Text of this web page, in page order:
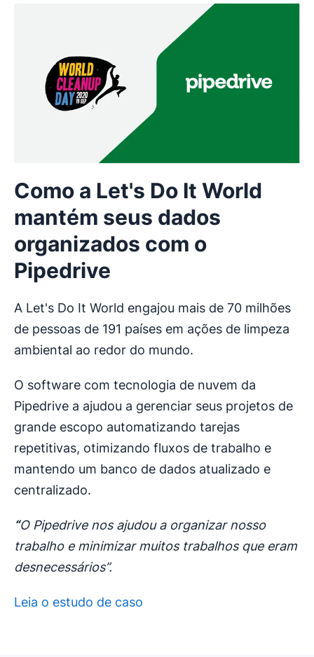
Como a Let's Do It World
mantém seus dados
organizados com o
Pipedrive
A Let's Do It World engajou mais de 70 milhões
de pessoas de 191 países em ações de limpeza
ambiental ao redor do mundo.
O software com tecnologia de nuvem da
Pipedrive a ajudou a gerenciar seus projetos de
grande escopo automatizando tarejas
repetitivas, otimizando fluxos de trabalho e
mantendo um banco de dados atualizado e
centralizado.
“O Pipedrive nos ajudou a organizar nosso
trabalho e minimizar muitos trabalhos que eram
desnecessários”.
Leia o estudo de caso